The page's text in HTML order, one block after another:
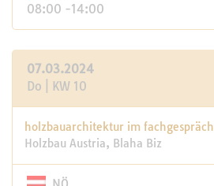
08:00 -14:00
07.03.2024
Do | KW 10
holzbauarchitektur im fachgespräch
Holzbau Austria, Blaha Biz